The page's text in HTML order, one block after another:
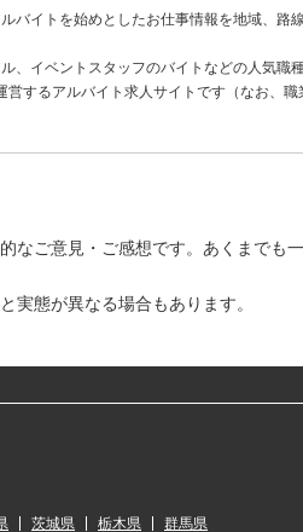
バイトを始めとしたお仕事情報を地域、路
、イベントスタッフのバイトなどの人気職
するアルバイト求人サイトです（なお、
なご意見・ご感想です。あくまでも
実態が異なる場合もあります。
茨城県 栃木県 群馬県